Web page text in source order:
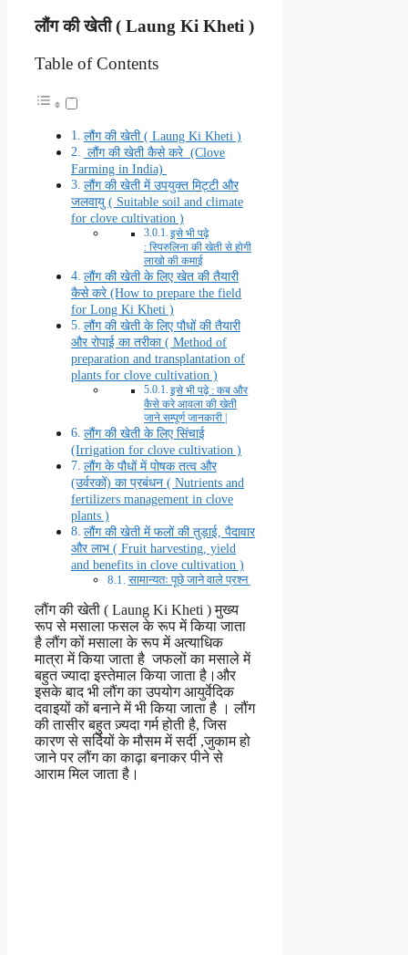
लौंग की खेती ( Laung Ki Kheti )
Table of Contents
लौंग की खेती ( Laung Ki Kheti )
लौंग की खेती कैसे करे (Clove
Farming in India)
लौंग की खेती में उपयुक्त मिट्टी और
जलवायु ( Suitable soil and climate
for clove cultivation )
इसे भी पढ़े
: स्पिरुलिना की खेती से होगी
लाखो की कमाई
लौंग की खेती के लिए खेत की तैयारी
कैसे करे (How to prepare the field
for Long Ki Kheti )
लौंग की खेती के लिए पौधों की तैयारी
और रोपाई का तरीका ( Method of
preparation and transplantation of
plants for clove cultivation )
इसे भी पढ़े : कब और
कैसे करे आवला की खेती
जाने सम्पूर्ण जानकारी |
लौंग की खेती के लिए सिंचाई
(Irrigation for clove cultivation )
लौंग के पौधों में पोषक तत्व और
(उर्वरकों) का प्रबंधन ( Nutrients and
fertilizers management in clove
plants )
लौंग की खेती में फलों की तुड़ाई, पैदावार
और लाभ ( Fruit harvesting, yield
and benefits in clove cultivation )
सामान्यतः पूछे जाने वाले प्रश्न
लौंग की खेती ( Laung Ki Kheti ) मुख्य
रूप से मसाला फसल के रूप में किया जाता
है लौंग कों मसाला के रूप में अत्याधिक
मात्रा में किया जाता है जफलों का मसाले में
बहुत ज्यादा इस्तेमाल किया जाता है।और
इसके बाद भी लौंग का उपयोग आयुर्वेदिक
दवाइयों कों बनाने में भी किया जाता है । लौंग
की तासीर बहुत ज़्यदा गर्म होती है, जिस
कारण से सर्दियों के मौसम में सर्दी ,जुकाम हो
जाने पर लौंग का काढ़ा बनाकर पीने से
आराम मिल जाता है।